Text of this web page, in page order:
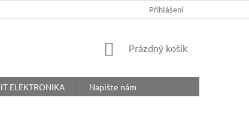
COOKIES OCHRANA
Přihlášení
NÁKUPNÍ
Prázdný košík
ELEKTRONIKA
Napište nám